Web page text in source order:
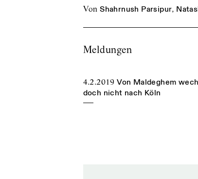
von Shahrnush Parsipur,
Meldungen
4.2.2019 Von Maldeghem
doch nicht nach Köln